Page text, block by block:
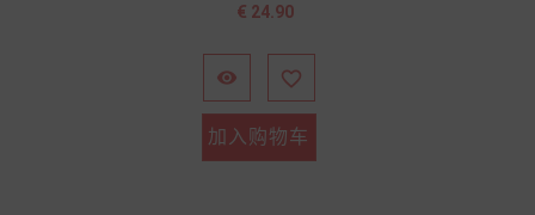
价
€ 24.90
 
加入购物车